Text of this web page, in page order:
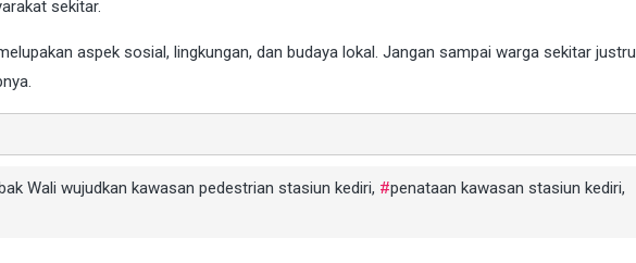
sekitar.
aspek sosial, lingkungan, dan budaya lokal. Jangan sampai warga sekitar justru
Wali wujudkan kawasan pedestrian stasiun kediri, penataan kawasan stasiun kediri,